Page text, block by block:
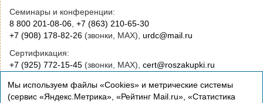
Семинары и конференции:
8 800 201-08-06, +7 (863) 210-65-30
+7 (908) 178-82-26 (звонки, MAX), urdc@mail.ru
Сертификация:
+7 (925) 772-15-45 (звонки, MAX), cert@roszakupki.ru
Приобретение книг:
+7 (495) 772-00-14,institut@roszakupki.ru
Мы используем файлы «Cookies» и метрические системы
(сервис «Яндекс.Метрика», «Рейтинг Mail.ru», «Статистика